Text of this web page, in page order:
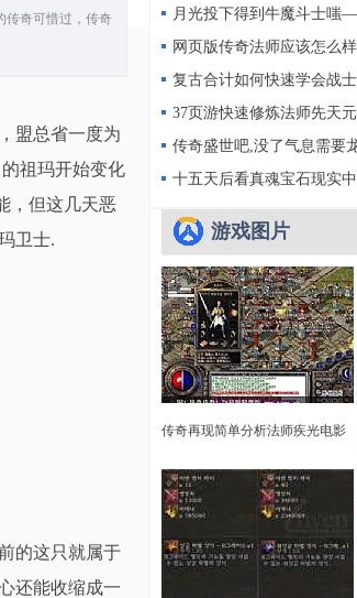
传奇可惜过，传奇
盟总省一度为
祖玛开始变化
，但这几天恶
卫士.
的这只就属于
还能收缩成一
月光投下得到牛魔斗士嗤
网页版传奇法师应该怎么
复古合计如何快速学会战
37页游快速修炼法师先天
传奇盛世吧,没了气息需要
十五天后看真魂宝石现实
游戏图片
传奇再现简单分析法师疾光电影